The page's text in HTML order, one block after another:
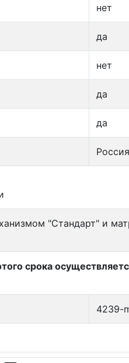
нет
да
нет
да
да
Россия
"Стандарт" и
срока
4239-